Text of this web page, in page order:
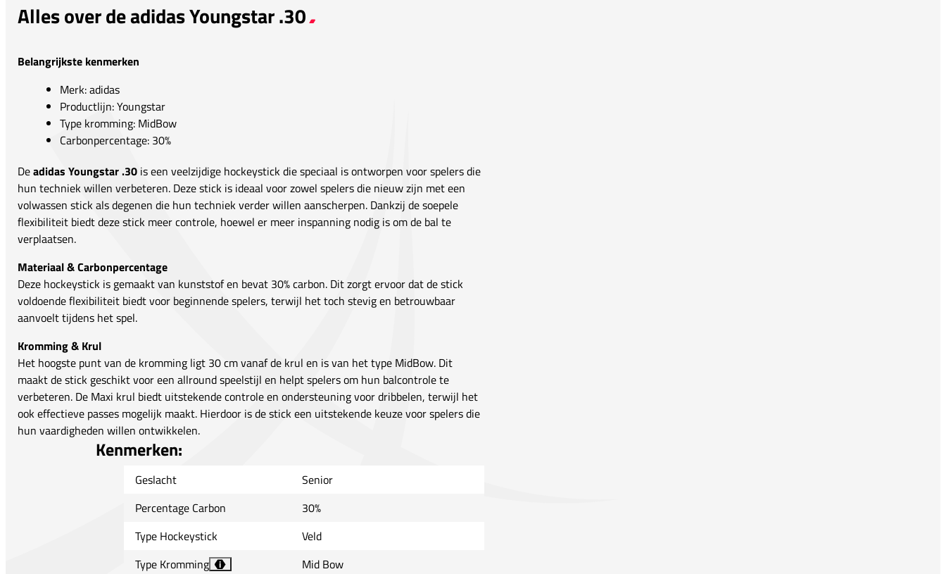
Alles over de adidas Youngstar .30
Belangrijkste kenmerken
Merk: adidas
Productlijn: Youngstar
Type kromming: MidBow
Carbonpercentage: 30%
Deadidas Youngstar .30 is een veelzijdige hockeystick die speciaal is ontworpen voor spelers die
hun techniek willen verbeteren. Deze stick is ideaal voor zowel spelers die nieuw zijn met een
volwassen stick als degenen die hun techniek verder willen aanscherpen. Dankzij de soepele
flexibiliteit biedt deze stick meer controle, hoewel er meer inspanning nodig is om de bal te
verplaatsen.
Materiaal & Carbonpercentage
Deze hockeystick is gemaakt van kunststof en bevat 30% carbon. Dit zorgt ervoor dat de stick
voldoende flexibiliteit biedt voor beginnende spelers, terwijl het toch stevig en betrouwbaar
aanvoelt tijdens het spel.
Kromming & Krul
Het hoogste punt van de kromming ligt 30 cm vanaf de krul en is van het type MidBow. Dit
maakt de stick geschikt voor een allround speelstijl en helpt spelers om hun balcontrole te
verbeteren. De Maxi krul biedt uitstekende controle en ondersteuning voor dribbelen, terwijl het
ook effectieve passes mogelijk maakt. Hierdoor is de stick een uitstekende keuze voor spelers die
hun vaardigheden willen ontwikkelen.
Kenmerken:
Geslacht
Senior
Percentage Carbon
30%
Type Hockeystick
Veld
Type Kromming
i
Mid Bow